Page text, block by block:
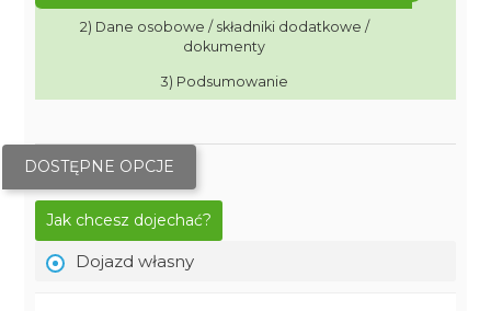
2) Dane osobowe / składniki dodatkowe /
dokumenty
3) Podsumowanie
DOSTĘPNE OPCJE
Jak chcesz dojechać?
Dojazd własny